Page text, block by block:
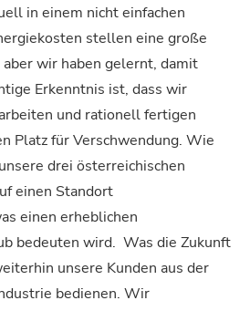
in einem nicht einfachen
stellen eine große
wir haben gelernt, damit
Erkenntnis ist, dass wir
und rationell fertigen
Platz für Verschwendung. Wie
drei österreichischen
einen Standort
einen erheblichen
bedeuten wird. Was die Zukunft
unsere Kunden aus der
bedienen. Wir